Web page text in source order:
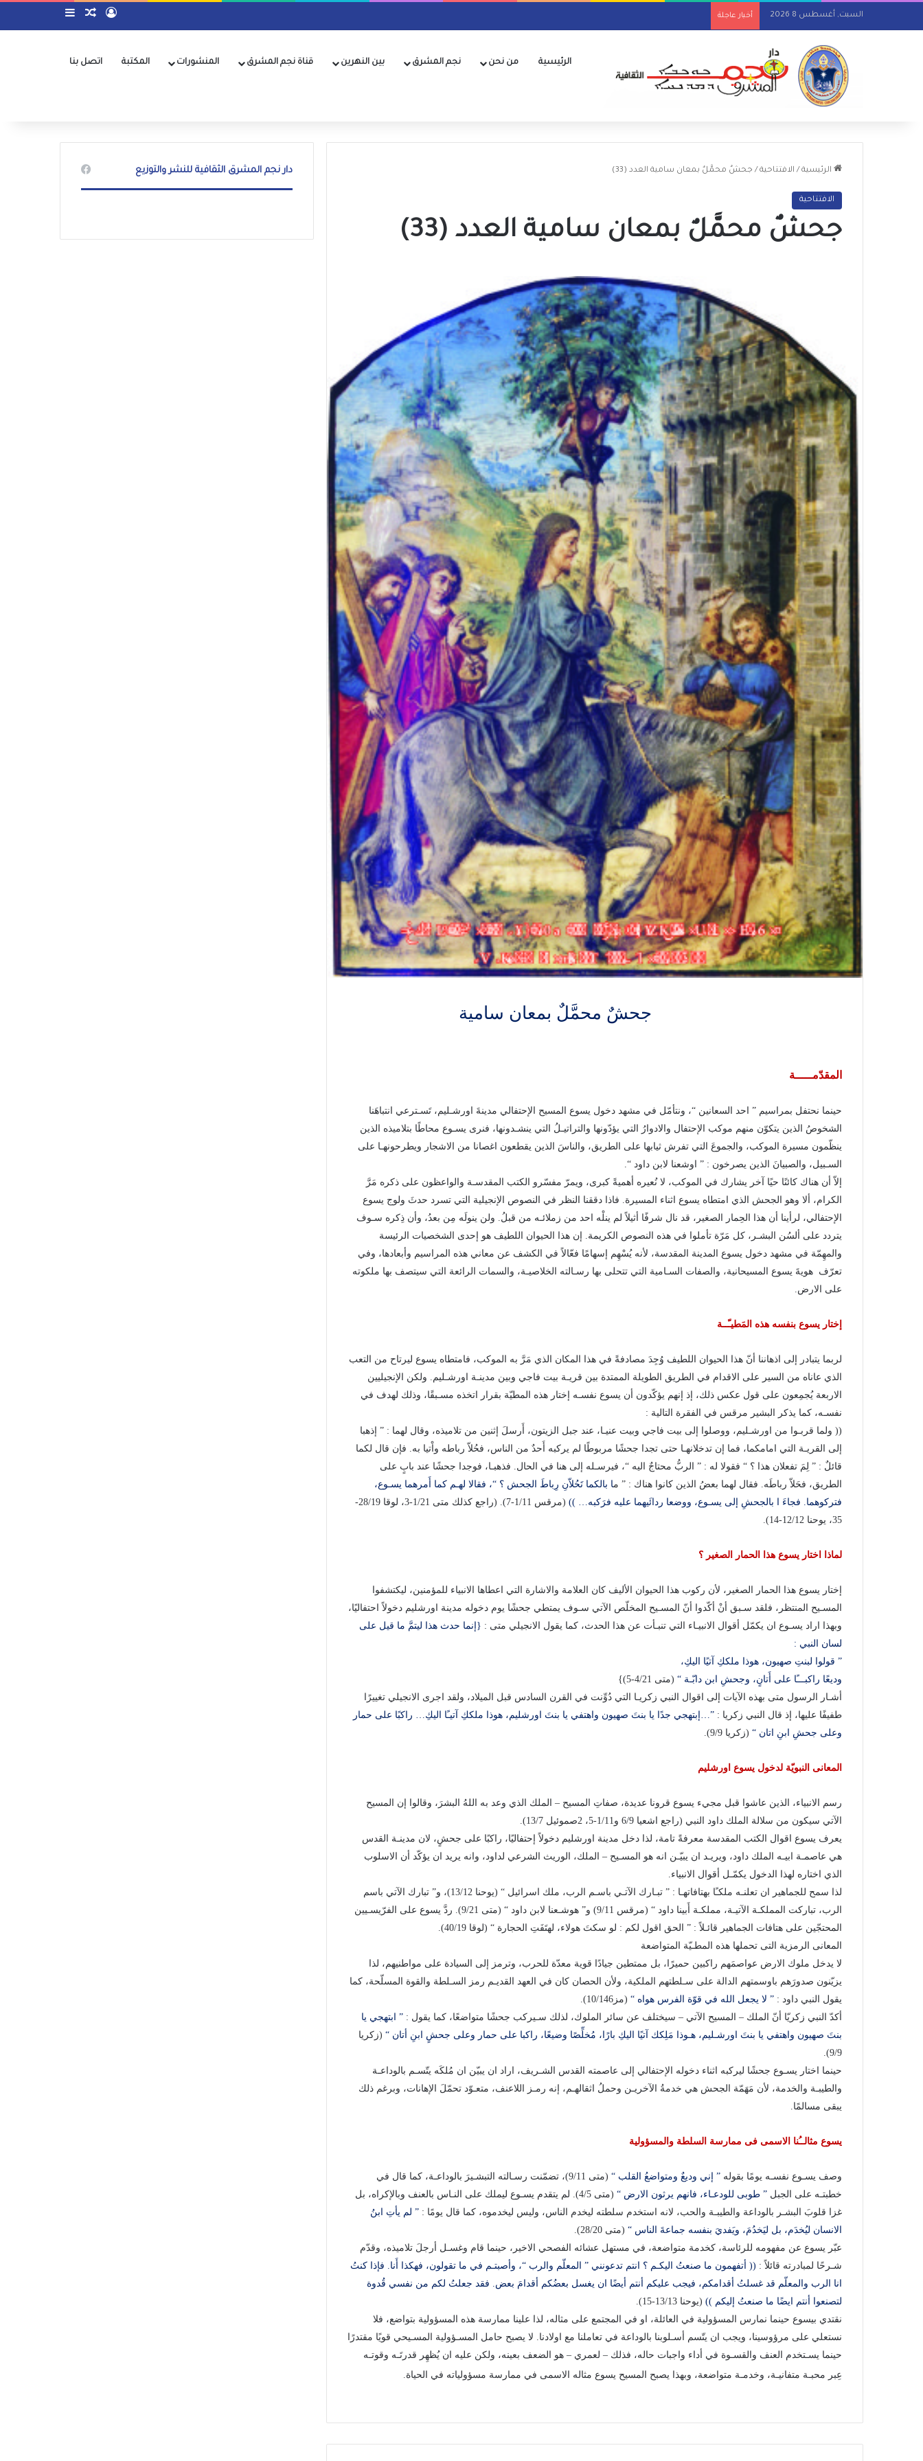
السبت, أغسطس 8 2026 أخبار عاجلة تسجيل الدخول
مقال عشوائي
الرئيسية من نحن نجم المشرق بين النهرين قناة نجم المشرق المنشورات المكتبة اتصل بنا
الرئيسية / الافتتاحية / جحشٌ محمَّلٌ بمعان سامية العدد (33)
الافتتاحية
جحشٌ محمَّلٌ بمعان سامية العدد (33)
جحشٌ محمَّلٌ بمعان سامية
المقدّمـــــة
حينما نحتفل بمراسيم ” احد السعانين “، ونتأمّل في مشهد دخول يسوع المسيح الإحتفالي مدينةَ اورشـليم، تَسـترعي انتباهَنا
الشخوصُ الذين يتكوّن منهم موكب الإحتفال والادوارُ التي يؤدّونها والتراتيـلُ التي ينشـدونها، فنرى يسـوع محاطًا بتلاميذه الذين
ينظّمون مسيرة الموكب، والجموعَ التي تفرش ثيابها على الطريق، والناسَ الذين يقطعون اغصانا من الاشجار ويطرحونهـا على
السـبيل، والصبيانَ الذين يصرخون : ” اوشعنا لابن داود “.
إلاّ أن هناك كائنًا حيًا آخر يشارك في الموكب، لا نُعيره أهميةً كبرى، ويمرّ مفسّرو الكتب المقدسـة والواعظون على ذكره مَرَّ
الكرام، ألا وهو الجحش الذي امتطاه يسوع اثناء المسيرة. فاذا دققنا النظر في النصوص الإنجيلية التي تسرد حدثَ ولوج يسوع
الإحتفالي، لرأينا أن هذا الحِمار الصغير، قد نال شرفًا أثيلاً لم ينلْه احد من زملائـه من قبلُ. ولن ينولَه مِن بعدُ، وأن ذِكره سـوف
يتردد على ألسُن البشـر، كل مَرّة تأملوا في هذه النصوص الكريمة. إن هذا الحيوان اللطيف هو إحدى الشخصيات الرئيسة
والمهِمّة في مشهد دخول يسوع المدينة المقدسة، لأنه يُسْهِم إسهامًا فعّالاً في الكشف عن معاني هذه المراسيم وأبعادها، وفي
تعرّف هويةَ يسوع المسيحانية، والصفات السـامية التي تتحلى بها رسـالته الخلاصيـة، والسمات الرائعة التي سيتصف بها ملكوته
على الارض.
إختار يسوع بنفسه هذه المَطيـّــة
لربما يتبادر إلى اذهاننا أنّ هذا الحيوان اللطيف وُجِدَ مصادفةً في هذا المكان الذي مَرَّ به الموكب، فامتطاه يسوع ليرتاح من التعب
الذي عاناه من السير على الاقدام في الطريق الطويلة الممتدة بين قريـة بيت فاجي وبين مدينـة اورشـليم. ولكن الإنجيليين
الاربعة يُجمِعون على قول عكس ذلك، إذ إنهم يؤكّدون أن يسوع نفسـه إختار هذه المطيّة بقرار اتخذه مسـبقًا، وذلك لهدف في
نفسـه، كما يذكر البشير مرقس في الفقرة التالية :
(( ولما قربـوا من اورشـليم، ووصلوا إلى بيت فاجي وبيت عنيـا، عند جبل الزيتون، أَرسلَ إثنين من تلاميذه، وقال لهما : ” إذهبا
إلى القريـة التي امامكما، فما إن تدخلانهـا حتى تجدا جحشًا مربوطًا لم يركبه أَحدٌ من الناس، فحُلاّ رباطه واْتيا به. فإن قال لكما
قائلٌ : ” لِمَ تفعلان هذا ؟ “ فقولا له : ” الربُّ محتاجٌ اليه “، فيرسـله إلى هنا في الحال. فذهبـا، فوجدا جحشًا عند بابٍ على
الطريق، فحَلاّ رباطَه. فقال لهما بعضُ الذين كانوا هناك : ” ما بالكما تَحُلاّنِ رِباطَ الجحش ؟ “، فقالا لهـم كما أَمرهما يسـوع،
فتركوهما. فجاءَ ا بالجحشِ إلى يسـوع، ووضعا ردائَيهما عليه فرَكبه… ))
(مرقس 1/11-7). (راجع كذلك متى 1/21-3، لوقا 28/19-
35، يوحنا 12/12-14).
لماذا اختار يسوع هذا الحمار الصغير ؟
إختار يسوع هذا الحمار الصغير، لأن ركوب هذا الحيوان الأليف كان العلامة والاشارة التي اعطاها الانبياء للمؤمنين، ليكتشفوا
المسـيح المنتظر، فلقد سـبق أنْ أكّدوا أنّ المسـيح المخلّص الآتي سـوف يمتطي جحشًا يوم دخوله مدينة اورشليم دخولاً احتفاليًا،
وبهذا اراد يسـوع ان يكمّل أقوال الانبيـاء التي تنبـأت عن هذا الحدث، كما يقول الانجيلي متى : {إنما حدث هذا ليتمَّ ما قيل على
لسان النبي :
” قولوا لبنتِ صهيون، هوذا ملككِ آتيًا اليكِ،
وديعًا راكبـــًا على أَتانٍ، وجحشِ ابن دابّـة “ (متى 4/21-5)}
أشـار الرسول متى بهذه الآيات إلى اقوال النبي زكريـا التي دُوِّنت في القرن السادس قبل الميلاد، ولقد اجرى الانجيلي تغييرًا
طفيفًا عليها، إذ قال النبي زكريا : ”…إبتهجي جدًا يا بنتَ صهيون واهتفي يا بنتَ اورشليم، هوذا ملككِ آتيـًا اليكِ… راكبًا على حمار
وعلى جحشِ ابنِ اتان “ (زكريا 9/9).
المعانى النبويّة لدخول يسوع اورشليم
رسم الانبياء، الذين عاشوا قبل مجيء يسوع قرونا عديدة، صفاتِ المسيح – الملك الذي وعد به اللهُ البشرَ، وقالوا إن المسيح
الآتي سيكون من سلالة الملك داود النبي (راجع اشعيا 6/9 و1/11-5، 2صموئيل 13/7).
يعرف يسوع اقوال الكتب المقدسة معرفةً تامة، لذا دخل مدينة اورشليم دخولاً إحتفاليًا، راكبًا على جحشٍ، لان مدينـة القدس
هي عاصمـة ابيـه الملك داود، ويريـد ان يبيّـن انه هو المسـيح – الملك، الوريث الشرعي لداود، وانه يريد ان يؤكّد أن الاسلوب
الذي اختاره لهذا الدخول يكمّـل أقوال الانبياء.
لذا سمح للجماهير ان تعلنـه ملكـًا بهتافاتهـا : ” تبـارك الآتـي باسـم الرب، ملك اسرائيل “ (يوحنا 13/12)، و” تبارك الآتي باسم
الرب، تباركت المملكـة الآتيـة، مملكـة أَبينا داود “ (مرقس 9/11) و” هوشـعنا لابن داود “ (متى 9/21). ردَّ يسوع على الفرّيسـيين
المحتجّين على هتافات الجماهير قائـلاً : ” الحق اقول لكم : لو سكتَ هولاء، لهتَفَتِ الحجارة “ (لوقا 40/19).
المعانى الرمزية التى تحملها هذه المطـيّة المتواضعة
لا يدخل ملوك الارض عواصمَهم راكبين حميرًا، بل ممتطين جيادًا قوية معدّة للحرب، وترمز إلى السيادة على مواطنيهم، لذا
يزيّنون صدورَهم باوسمتهم الدالة على سـلطتهم الملكية، ولأن الحصان كان في العهد القديـم رمز السـلطة والقوة المسلّحة، كما
يقول النبي داود : ” لا يجعل الله في قوّة الفرس هواه “ (مز10/146).
أكدّ النبي زكريّا أنّ الملك – المسيح الآتي – سيختلف عن سائر الملوك، لذلك سـيركب جحشًا متواضعًا، كما يقول : ” ابتهجي يا
بنتَ صهيون واهتفي يا بنتَ اورشـليم، هـوذا مَلِكك آتيًا اليكِ بارًا، مُخلِّصًا وضيعًا، راكبا على حمار وعلى جحشٍ ابنِ أتان “ (زكريا
9/9).
حينما اختار يسـوع جحشًا ليركبه اثناء دخوله الإحتفالي إلى عاصمته القدس الشـريف، اراد ان يبيّن ان مُلكَه يتّسـم بالوداعـة
والطيبـة والخدمة، لأن مَهَمّة الجحش هي خدمةُ الآخريـن وحملُ اثقالهـم، إنه رمـز اللاعنف، متعـوّد تحمّلَ الإهانات، وبرغم ذلك
يبقى مسالمًا.
يسوع مثالــُنا الاسمى فى ممارسة السلطة والمسؤولية
وصف يسـوع نفسـه يومًا بقوله ” إني وديعٌ ومتواضعُ القلب “
(متى 9/11)، تضمّنت رسـالته التبشـيرَ بالوداعـة، كما قال في
خطبتـه على الجبل ” طوبى للودعـاء، فانهم يرثون الارض “
(متى 4/5). لم يتقدم يسـوع ليملك على النـاس بالعنف وبالإكراه، بل
غزا قلوبَ البشـر بالوداعة والطيبـة والحب، لانه استخدم سلطته ليخدم الناس، وليس ليخدموه، كما قال يومًا : ” لم يأتِ ابنُ
الانسان ليُخدَم، بل ليَخدُمَ، ويَفديَ بنفسه جماعةَ الناس “ (متى 28/20).
عبّر يسوع عن مفهومه للرئاسة، كخدمة متواضعة، في مستهل عشائه الفصحي الاخير، حينما قام وغسـل أرجلَ تلاميذه، وقدّم
شـرحًا لمبادرته قائلاً : (( أتفهمون ما صنعتُ اليكـم ؟ انتم تدعونني ” المعلّم والرب “، وأصبتـم في ما تقولون، فهكذا أَنا. فإذا كنتُ
انا الرب والمعلّم قد غسلتُ أقدامكم، فيجب عليكم أنتم أيضًا ان يغسل بعضُكم أقدامَ بعض. فقد جعلتُ لكم من نفسي قُدوة
لتصنعوا أنتم ايضًا ما صنعتُ إليكم )) (يوحنا 13/13-15).
نقتدي بيسوع حينما نمارس المسؤولية في العائلة، او في المجتمع على مثاله، لذا علينا ممارسة هذه المسؤولية بتواضع، فلا
نستعلي على مرؤوسينا، ويجب ان يتّسم أسـلوبنا بالوداعة في تعاملنا مع اولادنا. لا يصبح حامل المسـؤولية المسـيحي قويًا مقتدرًا
حينما يسـتخدم العنف والقسـوة في أداء واجبات حاله، فذلك – لعمري – هو الضعف بعينه، ولكن عليه ان يُظهِر قدرتَـه وقوتـه
عِبر محبـة متفانيـة، وخدمـة متواضعة، وبهذا يصبح المسيح يسوع مثاله الاسمى في ممارسة مسؤولياته في الحياة.
دار نجم المشرق الثقافية للنشر والتوزيع